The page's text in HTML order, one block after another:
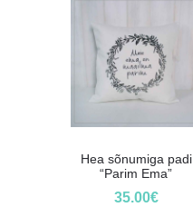
Hea sõnumiga padi
“Parim Ema”
35.00€